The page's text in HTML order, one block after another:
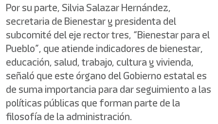
Por su parte, Silvia Salazar Hernández,
secretaria de Bienestar y presidenta del
subcomité del eje rector tres, “Bienestar para el
Pueblo”, que atiende indicadores de bienestar,
educación, salud, trabajo, cultura y vivienda,
señaló que este órgano del Gobierno estatal es
de suma importancia para dar seguimiento a las
políticas públicas que forman parte de la
filosofía de la administración.